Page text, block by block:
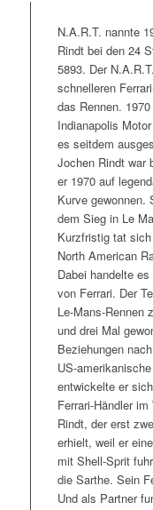
N.A.R.T. nannte
Rindt bei den 24
5893. Der
schnelleren
das Rennen.
Indianapolis
es seitdem
Jochen Rindt war
er 1970 auf
Kurve gewonnen.
dem Sieg in Le
Kurzfristig tat
North American
Dabei handelte
von Ferrari. Der
Le-Mans-Rennen
und drei Mal
Beziehungen
US-
entwickelte er
Ferrari-Händler
Rindt, der erst
erhielt, weil er
mit Shell-Sprit
die Sarthe. Sein
Und als Partner